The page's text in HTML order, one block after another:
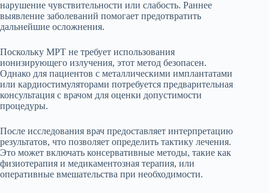
нарушение чувствительности или слабость. Раннее
выявление заболеваний помогает предотвратить
дальнейшие осложнения.
Поскольку МРТ не требует использования
ионизирующего излучения, этот метод безопасен.
Однако для пациентов с металлическими имплантатами
или кардиостимуляторами потребуется предварительная
консультация с врачом для оценки допустимости
процедуры.
После исследования врач предоставляет интерпретацию
результатов, что позволяет определить тактику лечения.
Это может включать консервативные методы, такие как
физиотерапия и медикаментозная терапия, или
оперативные вмешательства при необходимости.